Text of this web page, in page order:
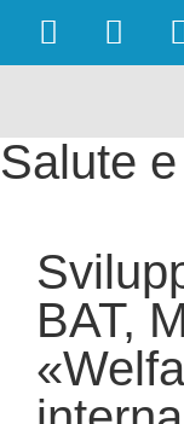
Salute
BAT,